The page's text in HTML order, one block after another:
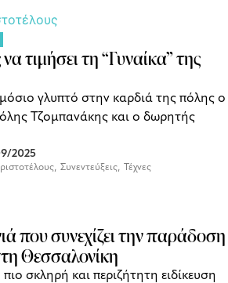
τιμήσει τη “Γυναίκα” της
γλυπτό στην καρδιά της πόλης ο
Τζομπανάκης και ο δωρητής
2025
, Συνεντεύξεις, Τέχνες
που συνεχίζει την παράδοση
Θεσσαλονίκη
σκληρή και περιζήτητη ειδίκευση